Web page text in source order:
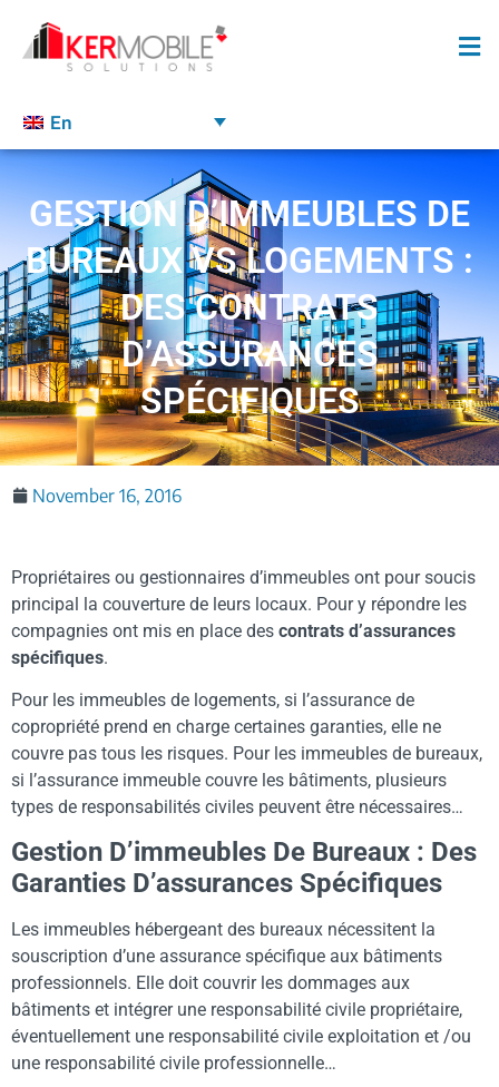
En
GESTION D’IMMEUBLES DE
BUREAUX VS LOGEMENTS :
DES CONTRATS
D’ASSURANCES
SPÉCIFIQUES
November 16, 2016
Propriétaires ou gestionnaires d’immeubles ont pour soucis
principal la couverture de leurs locaux. Pour y répondre les
compagnies ont mis en place des contrats d’assurances
spécifiques.
Pour les immeubles de logements, si l’assurance de
copropriété prend en charge certaines garanties, elle ne
couvre pas tous les risques. Pour les immeubles de bureaux,
si l’assurance immeuble couvre les bâtiments, plusieurs
types de responsabilités civiles peuvent être nécessaires…
Gestion D’immeubles De Bureaux : Des
Garanties D’assurances Spécifiques
Les immeubles hébergeant des bureaux nécessitent la
souscription d’une assurance spécifique aux bâtiments
professionnels. Elle doit couvrir les dommages aux
bâtiments et intégrer une responsabilité civile propriétaire,
éventuellement une responsabilité civile exploitation et /ou
une responsabilité civile professionnelle…